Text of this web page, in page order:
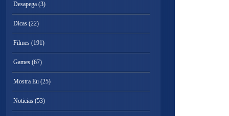
Desapega (3)
Dicas (22)
Filmes (191)
Games (67)
Mostra Eu (25)
Noticias (53)